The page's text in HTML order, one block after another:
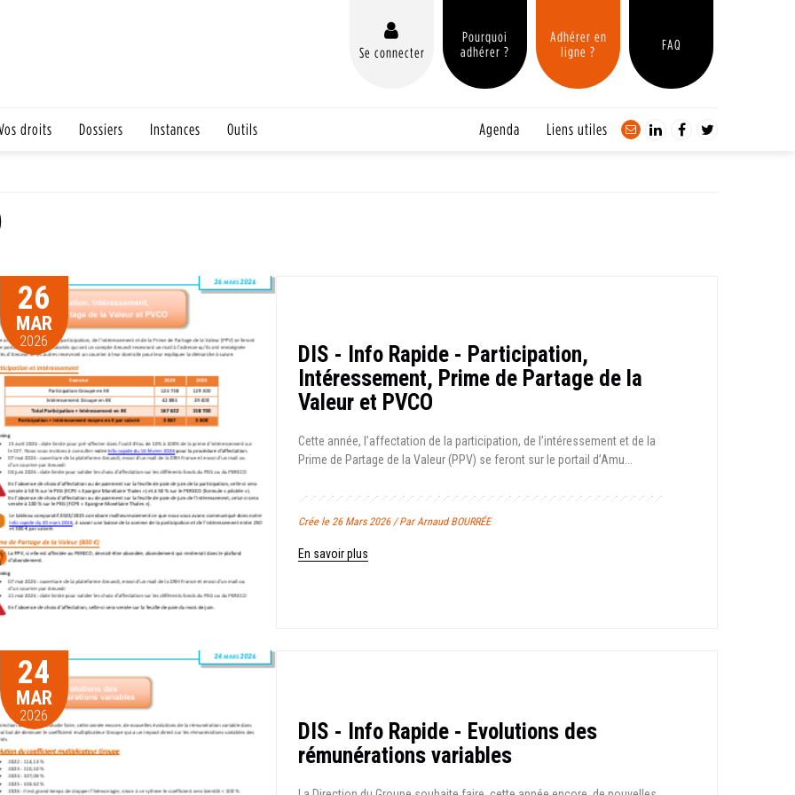
Se connecter
Pourquoi
adhérer ?
Adhérer en
ligne ?
FAQ
droits Dossiers Instances Outils Agenda Liens utiles
26
MAR
2026
DIS - Info Rapide - Participation,
Intéressement, Prime de Partage de la
Valeur et PVCO
Cette année, l’affectation de la participation, de l’intéressement et de la
Prime de Partage de la Valeur (PPV) se feront sur le portail d’Amu...
Crée le 26 Mars 2026 / Par Arnaud BOURRÉE
En savoir plus
24
MAR
2026
DIS - Info Rapide - Evolutions des
rémunérations variables